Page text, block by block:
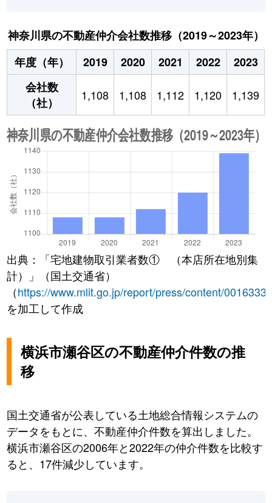
神奈川県の不動産仲介会社数推移（2019～2023年）
年度（年）
2019 2020 2021 2022
2023
会社数
（社）
1,108 1,108 1,112 1,120 1,139
出典：「宅地建物取引業者数① （本店所在地別集
計）」（国土交通省）
（https://www.mlit.go.jp/report/press/content/
を加工して作成
横浜市瀬谷区の不動産仲介件数の推
移
国土交通省が公表している土地総合情報システムの
データをもとに、不動産仲介件数を算出しました。
横浜市瀬谷区の2006年と2022年の仲介件数を比較す
ると、17件減少しています。